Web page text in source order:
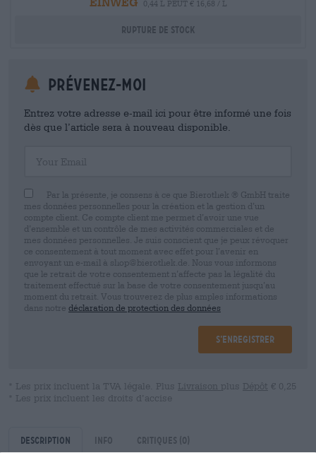
0,44 L PEUT € 16,68 / L
Rupture de stock
Prévenez-moi
Entrez votre adresse e-mail ici pour être informé une fois
dès que l’article sera à nouveau disponible.
Par la présente, je consens à ce que Bierothek ® GmbH traite
mes données personnelles pour la création et la gestion d’un
compte client. Ce compte client me permet d’avoir une vue
d’ensemble et un contrôle de mes activités commerciales et de
mes données personnelles. Je suis conscient que je peux révoquer
ce consentement à tout moment avec effet pour l’avenir en
envoyant un e-mail à shop@bierothek.de. Nous vous informons
que le retrait de votre consentement n’affecte pas la légalité du
traitement effectué sur la base de votre consentement jusqu’au
moment du retrait. Vous trouverez de plus amples informations
dans notre déclaration de protection des données
S’enregistrer
* Les prix incluent la TVA légale. Plus Livraison plus Dépôt € 0,25
* Les prix incluent les droits d’accise
Description Info Critiques (0)